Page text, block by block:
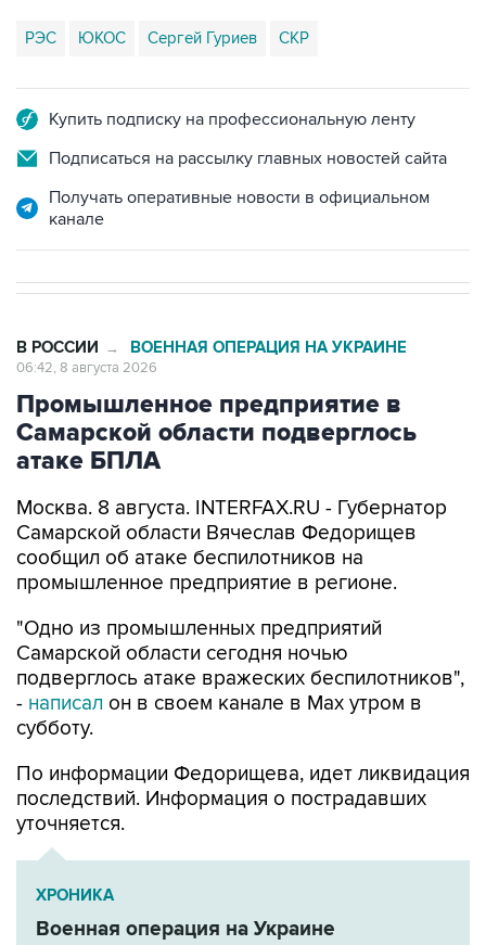
РЭС ЮКОС Сергей Гуриев СКР
Купить подписку на профессиональную ленту
Подписаться на рассылку главных новостей сайта
Получать оперативные новости в официальном
канале
В РОССИИ → ВОЕННАЯ ОПЕРАЦИЯ НА УКРАИНЕ
06:42, 8 августа 2026
Промышленное предприятие в
Самарской области подверглось
атаке БПЛА
Москва. 8 августа. INTERFAX.RU - Губернатор
Самарской области Вячеслав Федорищев
сообщил об атаке беспилотников на
промышленное предприятие в регионе.
"Одно из промышленных предприятий
Самарской области сегодня ночью
подверглось атаке вражеских беспилотников",
- написал он в своем канале в Max утром в
субботу.
По информации Федорищева, идет ликвидация
последствий. Информация о пострадавших
уточняется.
ХРОНИКА
Военная операция на Украине